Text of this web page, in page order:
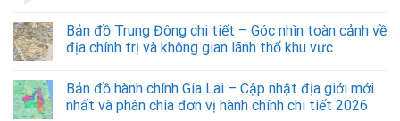
Bản đồ Trung Đông chi tiết – Góc nhìn toàn cảnh về
địa chính trị và không gian lãnh thổ khu vực
Bản đồ hành chính Gia Lai – Cập nhật địa giới mới
nhất và phân chia đơn vị hành chính chi tiết 2026